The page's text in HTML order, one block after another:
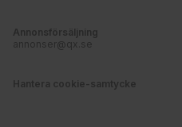
Annonsförsäljning
annonser@qx.se
Hantera cookie-samtycke